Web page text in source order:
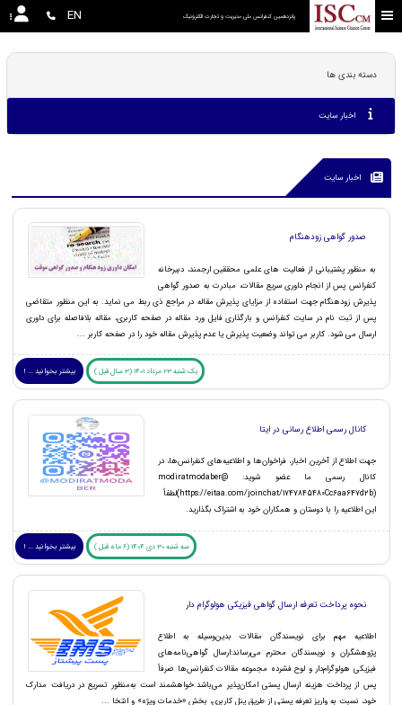
پانزدهمین کنفرانس ملی مدیریت و تجارت الکترونیک EN
دسته بندی ها
اخبار سایت
اخبار سایت
صدور گواهی زودهنگام
به منظور پشتیبانی از فعالیت های علمی محققین ارجمند، دبیرخانه
کنفرانس پس از انجام داوری سریع مقالات، مبادرت به صدور گواهی
پذیرش زودهنگام جهت استفاده از مزایای پذیرش مقاله در مراجع ذی ربط می نماید. به این منظور متقاضی
پس از ثبت نام در سایت کنفرانس و بارگذاری فایل ورد مقاله در صفحه کاربری، مقاله بلافاصله برای داوری
ارسال می شود. کاربر می تواند وضعیت پذیرش یا عدم پذیرش مقاله خود را در صفحه کاربر ...
یک شنبه 23 مرداد 1401 (3 سال قبل ) بیشتر بخوانید ... !
کانال رسمی اطلاع رسانی در ایتا
جهت اطلاع از آخرین اخبار، فراخوان‌ها و اطلاعیه‌های کنفرانس‌ها، در
کانال رسمی ما عضو شوید: modiratmodaber@
(https://eitaa.com/joinchat/1747845480Cc6aa647d2b)لطفاً
این اطلاعیه را با دوستان و همکاران خود به اشتراک بگذارید.
سه شنبه 30 دی 1404 (6 ماه قبل ) بیشتر بخوانید ... !
نحوه پرداخت تعرفه ارسال گواهی فیزیکی هولوگرام دار
اطلاعیه مهم برای نویسندگان مقالات بدین‌وسیله به اطلاع
پژوهشگران و نویسندگان محترم می‌رساند:ارسال گواهی‌نامه‌های
فیزیکی هولوگرام‌دار و لوح فشرده مجموعه مقالات کنفرانس‌ها صرفاً
پس از پرداخت هزینه ارسال پستی امکان‌پذیر می‌باشد.خواهشمند است به‌منظور تسریع در دریافت مدارک
خود، نسبت به واریز تعرفه پستی از طریق پنل کاربری، بخش «خدمات ویژه» و انتخا ...